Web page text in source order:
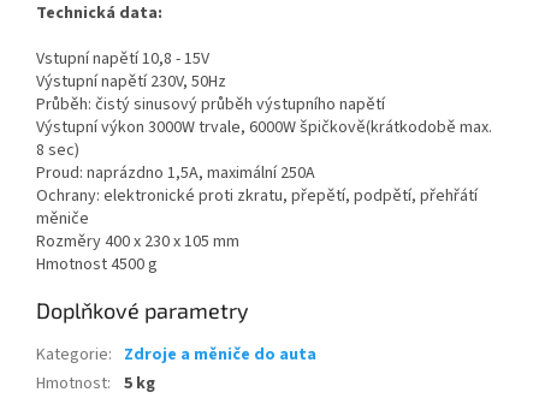
Technická data:
Vstupní napětí 10,8 - 15V
Výstupní napětí 230V, 50Hz
Průběh: čistý sinusový průběh výstupního napětí
Výstupní výkon 3000W trvale, 6000W špičkově(krátkodobě max.
8 sec)
Proud: naprázdno 1,5A, maximální 250A
Ochrany: elektronické proti zkratu, přepětí, podpětí, přehřátí
měniče
Rozměry 400 x 230 x 105 mm
Hmotnost 4500 g
Doplňkové parametry
Kategorie: Zdroje a měniče do auta
Hmotnost: 5 kg